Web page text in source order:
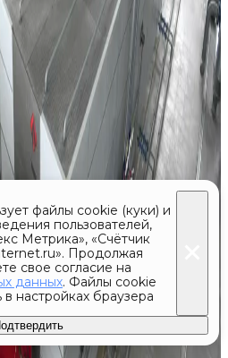
файлы cookie (куки) и
пользователей,
Метрика», «Счётчик
Продолжая
свое согласие на
данных. Файлы cookie
настройках браузера